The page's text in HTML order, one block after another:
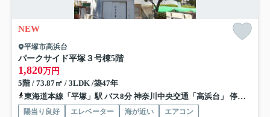
NEW
平塚市高浜台
パークサイド平塚３号棟5階
1,820万円
5階 / 73.87㎡ / 3LDK /築47年
東海道本線「平塚」駅 バス8分 神奈川中央交通「高浜台」 停歩4分
陽当り良好 エレベーター 海が近い
エアコン